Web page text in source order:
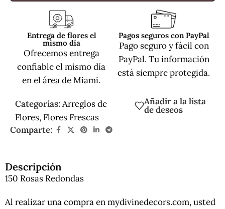
Entrega de flores el
mismo día
Ofrecemos entrega
confiable el mismo día
en el área de Miami.
Pagos seguros con PayPal
Pago seguro y fácil con
PayPal. Tu información
está siempre protegida.
Categorías:Arreglos de
Flores, Flores Frescas
Añadir a la lista
de deseos
Comparte:
Descripción
150 Rosas Redondas
Al realizar una compra en mydivinedecors.com, usted